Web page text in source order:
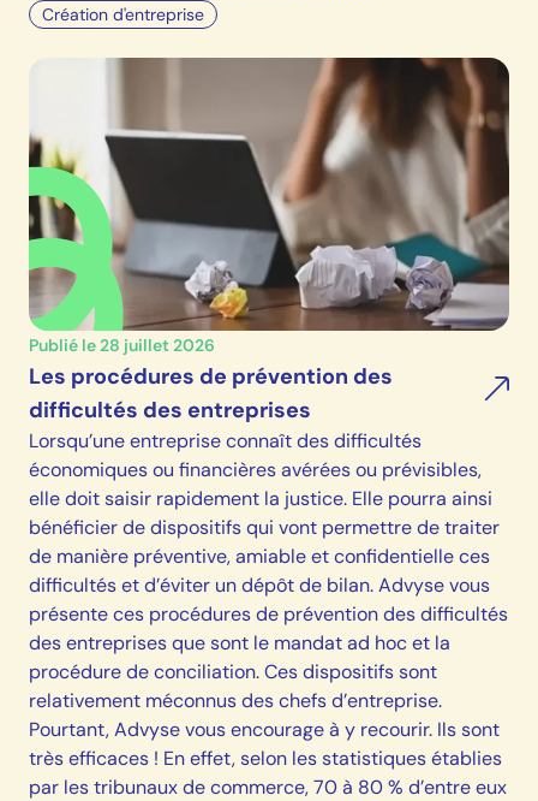
Création d'entreprise
Publié le 28 juillet 2026
Les procédures de prévention des
difficultés des entreprises
Lorsqu’une entreprise connaît des difficultés
économiques ou financières avérées ou prévisibles,
elle doit saisir rapidement la justice. Elle pourra ainsi
bénéficier de dispositifs qui vont permettre de traiter
de manière préventive, amiable et confidentielle ces
difficultés et d’éviter un dépôt de bilan. Advyse vous
présente ces procédures de prévention des difficultés
des entreprises que sont le mandat ad hoc et la
procédure de conciliation. Ces dispositifs sont
relativement méconnus des chefs d’entreprise.
Pourtant, Advyse vous encourage à y recourir. Ils sont
très efficaces ! En effet, selon les statistiques établies
par les tribunaux de commerce, 70 à 80 % d’entre eux